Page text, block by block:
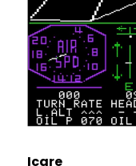
Icare